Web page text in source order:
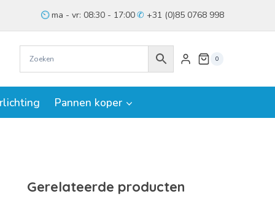
ma - vr: 08:30 - 17:00 +31 (0)85 0768 998
0
Pannen koper
Gerelateerde producten